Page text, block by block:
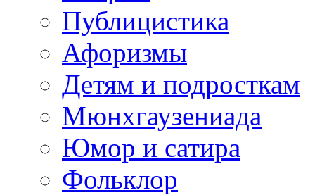
Публицистика
Афоризмы
Детям и подросткам
Мюнхгаузениада
Юмор и сатира
Фольклор